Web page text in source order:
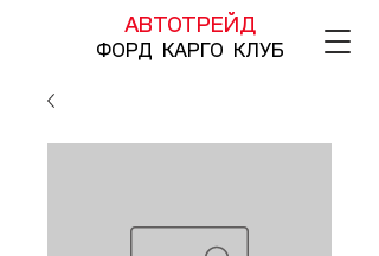
АВТОТРЕЙД
ФОРД КАРГО КЛУБ